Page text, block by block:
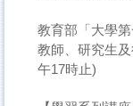
教育部「大學
教師、研究生
午17時止)